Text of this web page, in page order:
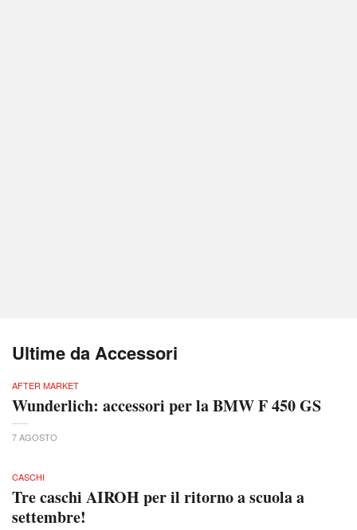
Ultime da Accessori
AFTER MARKET
Wunderlich: accessori per la BMW F 450 GS
7 AGOSTO
CASCHI
Tre caschi AIROH per il ritorno a scuola a
settembre!